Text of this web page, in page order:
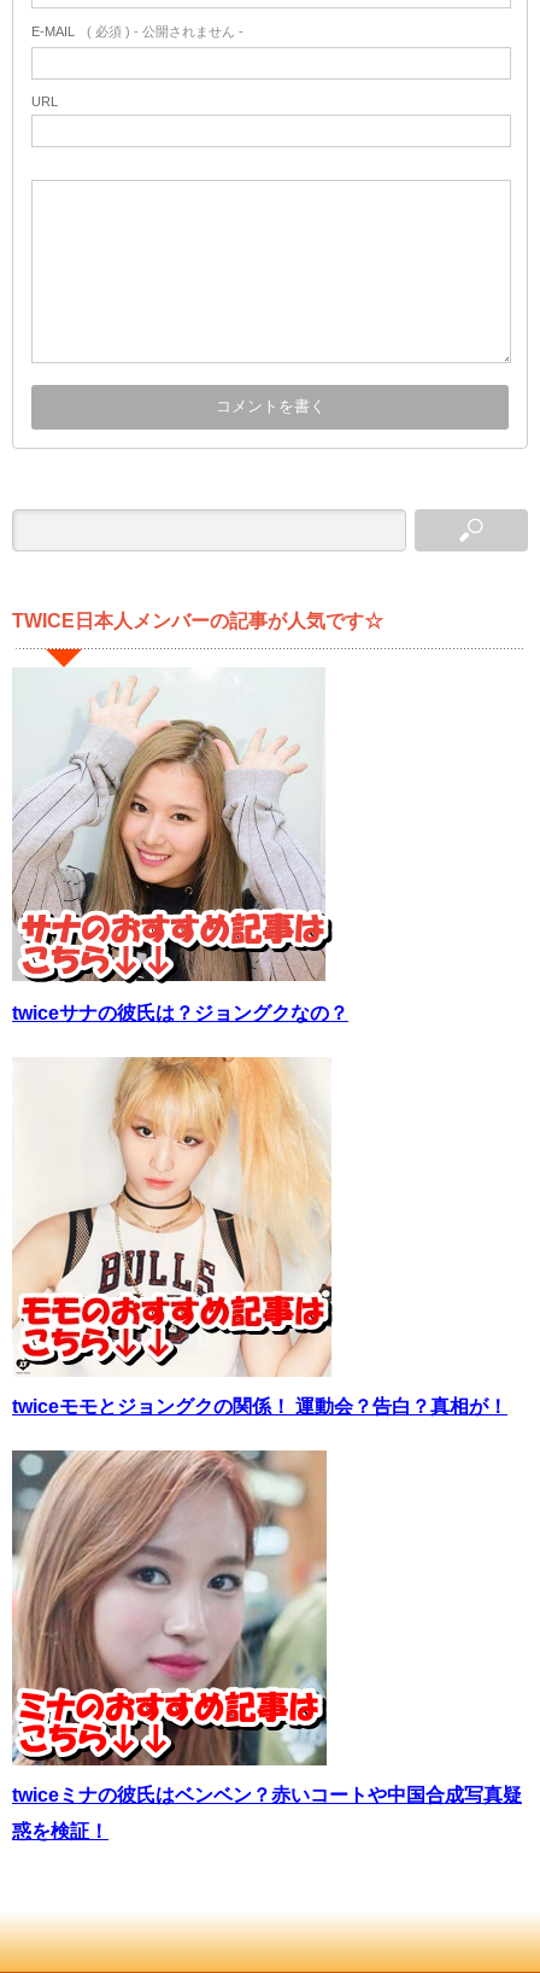
E-MAIL ( 必須 ) - 公開されません -
URL
TWICE日本人メンバーの記事が人気です☆
twiceサナの彼氏は？ジョングクなの？
twiceモモとジョングクの関係！ 運動会？告白？真相が！
twiceミナの彼氏はベンベン？赤いコートや中国合成写真疑
惑を検証！